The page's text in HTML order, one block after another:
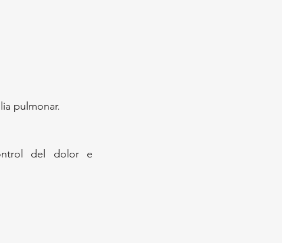
pulmonar.
del dolor e